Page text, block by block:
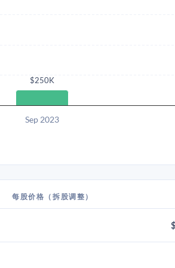
$250K
Sep 2023
每股价格（拆股调整）